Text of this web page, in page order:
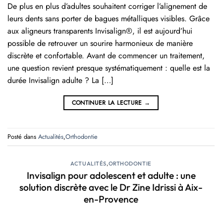
De plus en plus d’adultes souhaitent corriger l’alignement de
leurs dents sans porter de bagues métalliques visibles. Grâce
aux aligneurs transparents Invisalign®, il est aujourd’hui
possible de retrouver un sourire harmonieux de manière
discrète et confortable. Avant de commencer un traitement,
une question revient presque systématiquement : quelle est la
durée Invisalign adulte ? La […]
CONTINUER LA LECTURE →
Posté dans Actualités,Orthodontie
ACTUALITÉS,ORTHODONTIE
Invisalign pour adolescent et adulte : une
solution discrète avec le Dr Zine Idrissi à Aix-
en-Provence